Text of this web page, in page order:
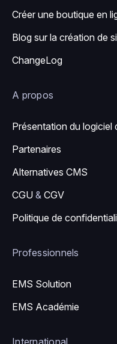
Créer une boutique en
Blog sur la création de
ChangeLog
A propos
Présentation du logiciel
Partenaires
Alternatives CMS
CGU & CGV
Politique de
Professionnels
EMS Solution
EMS Académie